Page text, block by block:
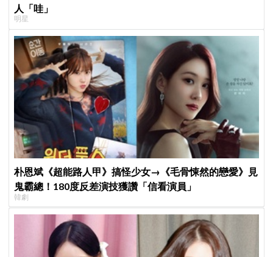
人「哇」
明星
朴恩斌《超能路人甲》搞怪少女→《毛骨悚然的戀愛》見
鬼霸總！180度反差演技獲讚「信看演員」
韓劇